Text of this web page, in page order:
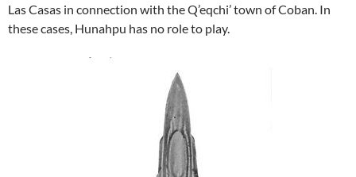
Las Casas in connection with the Q’eqchi’ town of Coban. In
these cases, Hunahpu has no role to play.